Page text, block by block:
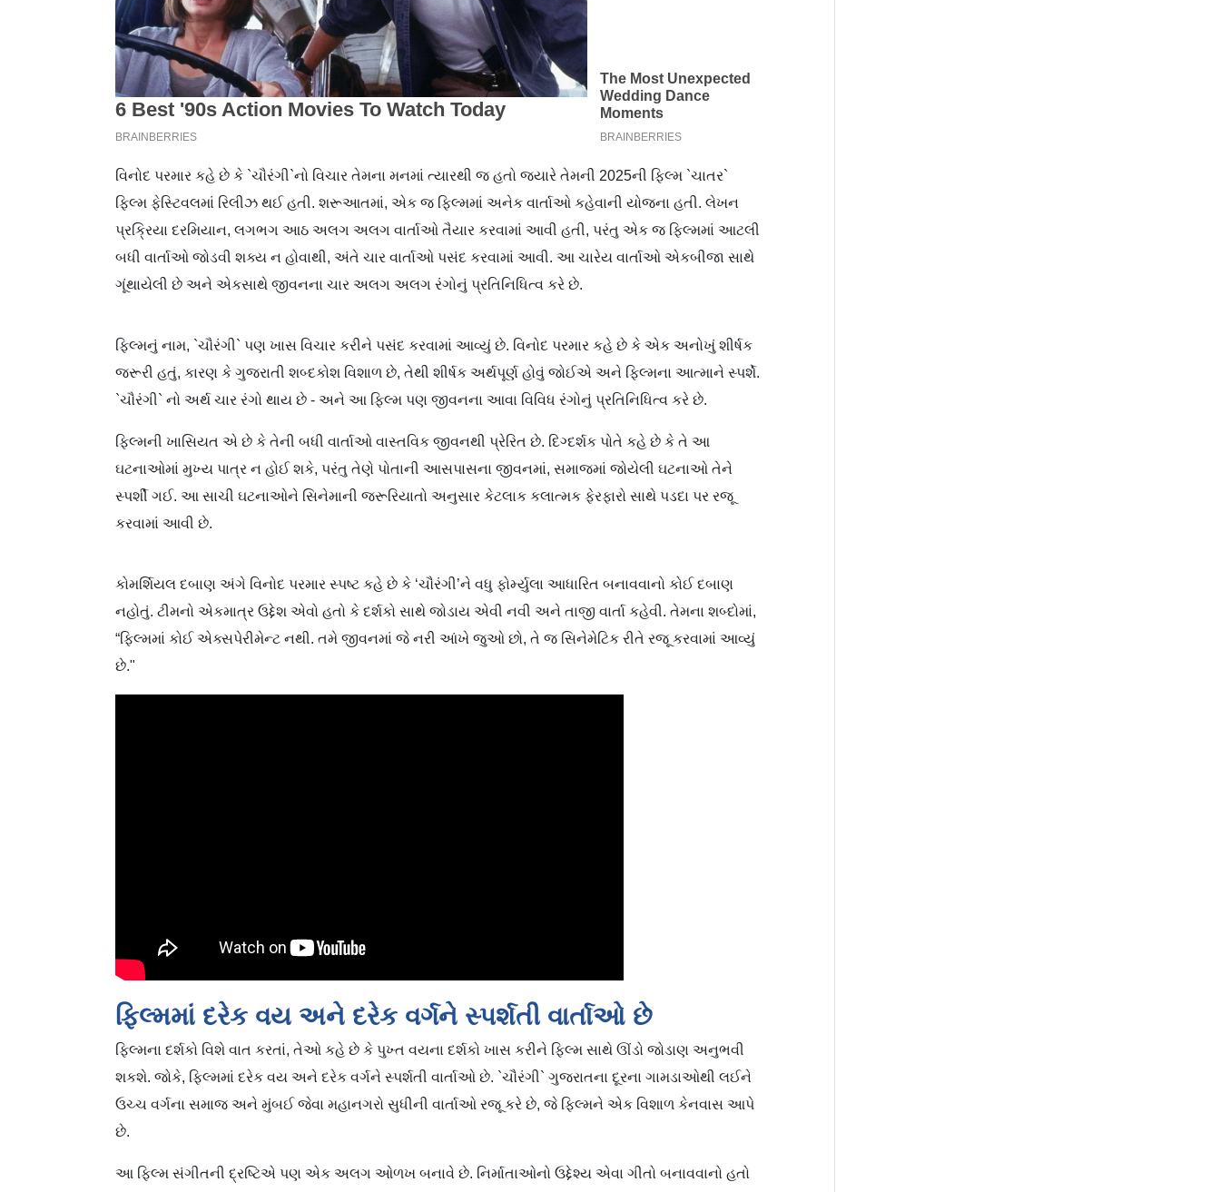
વિનોદ પરમાર કહે છે કે `ચૌરંગી`નો વિચાર તેમના મનમાં ત્યારથી જ હતો જ્યારે તેમની 2025ની ફિલ્મ `ચાતર`
ફિલ્મ ફેસ્ટિવલમાં રિલીઝ થઈ હતી. શરૂઆતમાં, એક જ ફિલ્મમાં અનેક વાર્તાઓ કહેવાની યોજના હતી. લેખન
પ્રક્રિયા દરમિયાન, લગભગ આઠ અલગ અલગ વાર્તાઓ તૈયાર કરવામાં આવી હતી, પરંતુ એક જ ફિલ્મમાં આટલી
બધી વાર્તાઓ જોડવી શક્ય ન હોવાથી, અંતે ચાર વાર્તાઓ પસંદ કરવામાં આવી. આ ચારેય વાર્તાઓ એકબીજા સાથે
ગૂંથાયેલી છે અને એકસાથે જીવનના ચાર અલગ અલગ રંગોનું પ્રતિનિધિત્વ કરે છે.
ફિલ્મનું નામ, `ચૌરંગી` પણ ખાસ વિચાર કરીને પસંદ કરવામાં આવ્યું છે. વિનોદ પરમાર કહે છે કે એક અનોખું શીર્ષક
જરૂરી હતું, કારણ કે ગુજરાતી શબ્દકોશ વિશાળ છે, તેથી શીર્ષક અર્થપૂર્ણ હોવું જોઈએ અને ફિલ્મના આત્માને સ્પર્શે.
`ચૌરંગી` નો અર્થ ચાર રંગો થાય છે - અને આ ફિલ્મ પણ જીવનના આવા વિવિધ રંગોનું પ્રતિનિધિત્વ કરે છે.
ફિલ્મની ખાસિયત એ છે કે તેની બધી વાર્તાઓ વાસ્તવિક જીવનથી પ્રેરિત છે. દિગ્દર્શક પોતે કહે છે કે તે આ
ઘટનાઓમાં મુખ્ય પાત્ર ન હોઈ શકે, પરંતુ તેણે પોતાની આસપાસના જીવનમાં, સમાજમાં જોયેલી ઘટનાઓ તેને
સ્પર્શી ગઈ. આ સાચી ઘટનાઓને સિનેમાની જરૂરિયાતો અનુસાર કેટલાક કલાત્મક ફેરફારો સાથે પડદા પર રજૂ
કરવામાં આવી છે.
કોમર્શિયલ દબાણ અંગે વિનોદ પરમાર સ્પષ્ટ કહે છે કે ‘ચૌરંગી’ને વધુ ફોર્મ્યુલા આધારિત બનાવવાનો કોઈ દબાણ
નહોતું. ટીમનો એકમાત્ર ઉદ્દેશ એવો હતો કે દર્શકો સાથે જોડાય એવી નવી અને તાજી વાર્તા કહેવી. તેમના શબ્દોમાં,
“ફિલ્મમાં કોઈ એક્સપેરીમેન્ટ નથી. તમે જીવનમાં જે નરી આંખે જુઓ છો, તે જ સિનેમેટિક રીતે રજૂ કરવામાં આવ્યું
છે."
ફિલ્મમાં દરેક વય અને દરેક વર્ગને સ્પર્શતી વાર્તાઓ છે
ફિલ્મના દર્શકો વિશે વાત કરતાં, તેઓ કહે છે કે પુખ્ત વયના દર્શકો ખાસ કરીને ફિલ્મ સાથે ઊંડો જોડાણ અનુભવી
શકશે. જોકે, ફિલ્મમાં દરેક વય અને દરેક વર્ગને સ્પર્શતી વાર્તાઓ છે. `ચૌરંગી` ગુજરાતના દૂરના ગામડાઓથી લઈને
ઉચ્ચ વર્ગના સમાજ અને મુંબઈ જેવા મહાનગરો સુધીની વાર્તાઓ રજૂ કરે છે, જે ફિલ્મને એક વિશાળ કેનવાસ આપે
છે.
આ ફિલ્મ સંગીતની દ્રષ્ટિએ પણ એક અલગ ઓળખ બનાવે છે. નિર્માતાઓનો ઉદ્દેશ્ય એવા ગીતો બનાવવાનો હતો